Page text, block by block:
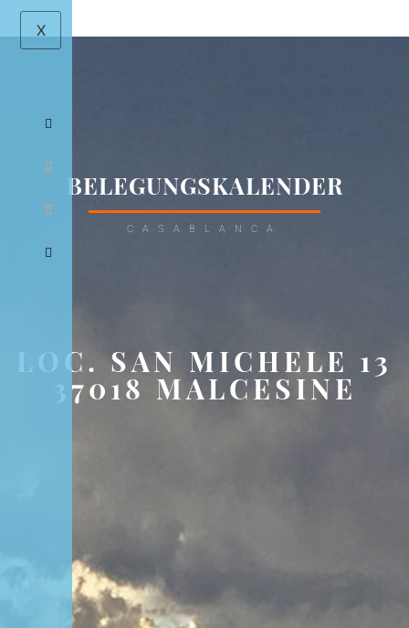
X
BELEGUNGSKALENDER
CASABLANCA
LOC. SAN MICHELE 13
37018 MALCESINE